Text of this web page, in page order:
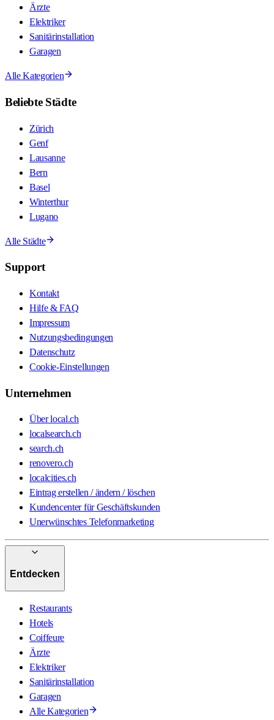
Ärzte
Elektriker
Sanitärinstallation
Garagen
Alle Kategorien
Beliebte Städte
Zürich
Genf
Lausanne
Bern
Basel
Winterthur
Lugano
Alle Städte
Support
Kontakt
Hilfe & FAQ
Impressum
Nutzungsbedingungen
Datenschutz
Cookie-Einstellungen
Unternehmen
Über local.ch
localsearch.ch
search.ch
renovero.ch
localcities.ch
Eintrag erstellen / ändern / löschen
Kundencenter für Geschäftskunden
Unerwünschtes Telefonmarketing
Entdecken
Restaurants
Hotels
Coiffeure
Ärzte
Elektriker
Sanitärinstallation
Garagen
Alle Kategorien